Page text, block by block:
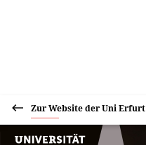
Zur Website der Uni Erfurt